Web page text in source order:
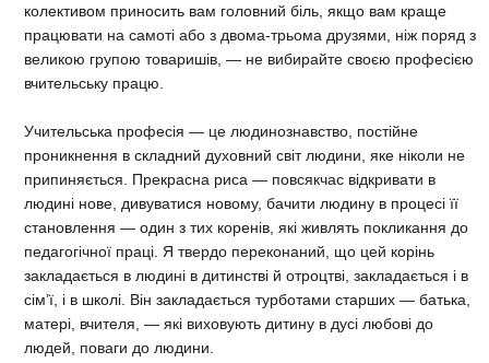
колективом приносить вам головний біль, якщо вам краще
працювати на самоті або з двома-трьома друзями, ніж поряд з
великою групою товаришів, — не вибирайте своєю професією
вчительську працю.
Учительська професія — це людинознавство, постійне
проникнення в складний духовний світ людини, яке ніколи не
припиняється. Прекрасна риса — повсякчас відкривати в
людині нове, дивуватися новому, бачити людину в процесі її
становлення — один з тих коренів, які живлять покликання до
педагогічної праці. Я твердо переконаний, що цей корінь
закладається в людині в дитинстві й отроцтві, закладається і в
сім’ї, і в школі. Він закладається турботами старших — батька,
матері, вчителя, — які виховують дитину в дусі любові до
людей, поваги до людини.